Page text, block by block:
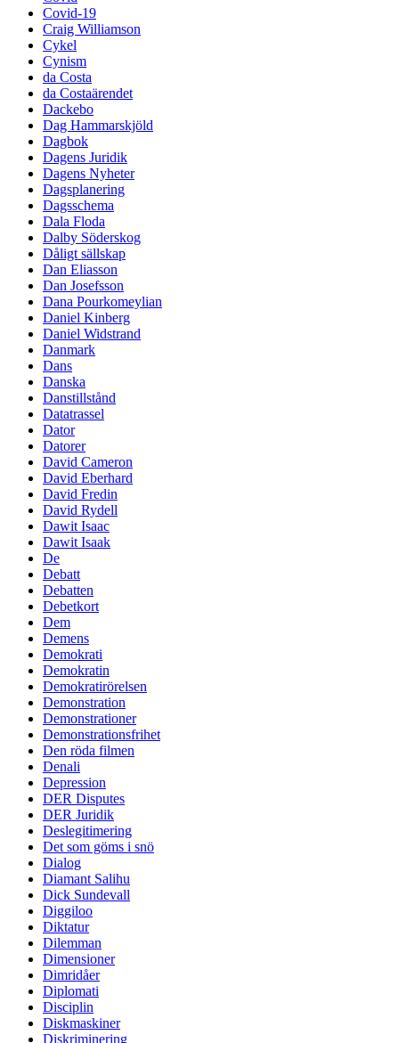
Covid-19
Craig Williamson
Cykel
Cynism
da Costa
da Costaärendet
Dackebo
Dag Hammarskjöld
Dagbok
Dagens Juridik
Dagens Nyheter
Dagsplanering
Dagsschema
Dala Floda
Dalby Söderskog
Dåligt sällskap
Dan Eliasson
Dan Josefsson
Dana Pourkomeylian
Daniel Kinberg
Daniel Widstrand
Danmark
Dans
Danska
Danstillstånd
Datatrassel
Dator
Datorer
David Cameron
David Eberhard
David Fredin
David Rydell
Dawit Isaac
Dawit Isaak
De
Debatt
Debatten
Debetkort
Dem
Demens
Demokrati
Demokratin
Demokratirörelsen
Demonstration
Demonstrationer
Demonstrationsfrihet
Den röda filmen
Denali
Depression
DER Disputes
DER Juridik
Deslegitimering
Det som göms i snö
Dialog
Diamant Salihu
Dick Sundevall
Diggiloo
Diktatur
Dilemman
Dimensioner
Dimridåer
Diplomati
Disciplin
Diskmaskiner
Diskriminering